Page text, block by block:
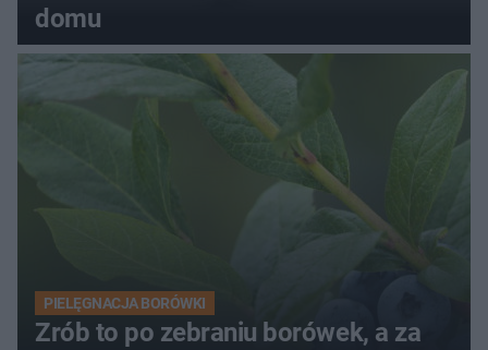
domu
PIELĘGNACJA BORÓWKI
Zrób to po zebraniu borówek, a za